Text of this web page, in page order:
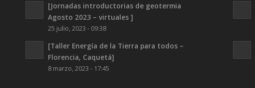
[Jornadas introductorias de geotermia
Agosto 2023 – virtuales ]
25 julio, 2023 - 09:38
[Taller Energía de la Tierra para todos –
Florencia, Caquetá]
8 marzo, 2023 - 17:45